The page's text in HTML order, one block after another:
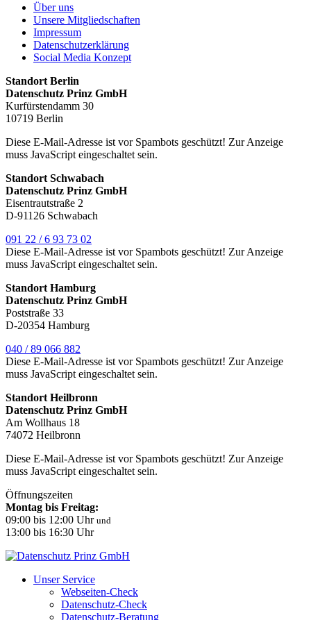
Über uns
Unsere Mitgliedschaften
Impressum
Datenschutzerklärung
Social Media Konzept
Standort Berlin
Datenschutz Prinz GmbH
Kurfürstendamm 30
10719 Berlin
Diese E-Mail-Adresse ist vor Spambots geschützt! Zur Anzeige
muss JavaScript eingeschaltet sein.
Standort Schwabach
Datenschutz Prinz GmbH
Eisentrautstraße 2
D-91126 Schwabach
091 22 / 6 93 73 02
Diese E-Mail-Adresse ist vor Spambots geschützt! Zur Anzeige
muss JavaScript eingeschaltet sein.
Standort Hamburg
Datenschutz Prinz GmbH
Poststraße 33
D-20354 Hamburg
040 / 89 066 882
Diese E-Mail-Adresse ist vor Spambots geschützt! Zur Anzeige
muss JavaScript eingeschaltet sein.
Standort Heilbronn
Datenschutz Prinz GmbH
Am Wollhaus 18
74072 Heilbronn
Diese E-Mail-Adresse ist vor Spambots geschützt! Zur Anzeige
muss JavaScript eingeschaltet sein.
Öffnungszeiten
Montag bis Freitag:
09:00 bis 12:00 Uhr und
13:00 bis 16:30 Uhr
Unser Service
Webseiten-Check
Datenschutz-Check
Datenschutz-Beratung